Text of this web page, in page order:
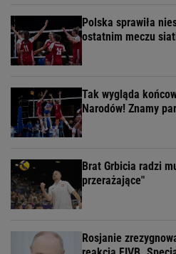
Polska sprawiła
ostatnim meczu
Tak wygląda
Narodów! Znamy
Brat Grbicia radzi
przerażające"
Rosjanie